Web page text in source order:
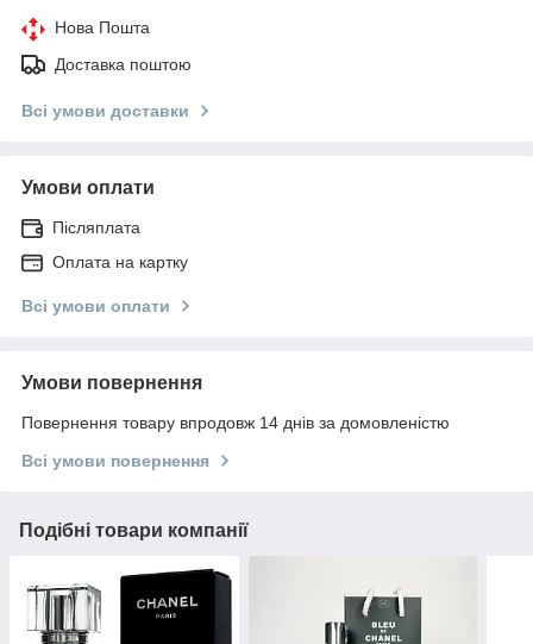
Нова Пошта
Доставка поштою
Всі умови доставки
Умови оплати
Післяплата
Оплата на картку
Всі умови оплати
Умови повернення
Повернення товару впродовж 14 днів за домовленістю
Всі умови повернення
Подібні товари компанії